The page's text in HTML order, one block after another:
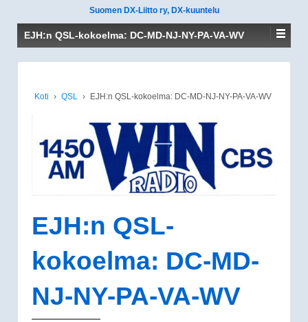
Suomen DX-Liitto ry, DX-kuuntelu
EJH:n QSL-kokoelma: DC-MD-NJ-NY-PA-VA-WV
Koti › QSL › EJH:n QSL-kokoelma: DC-MD-NJ-NY-PA-VA-WV
EJH:n QSL-
kokoelma: DC-MD-
NJ-NY-PA-VA-WV